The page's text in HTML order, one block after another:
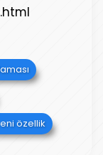
özellik